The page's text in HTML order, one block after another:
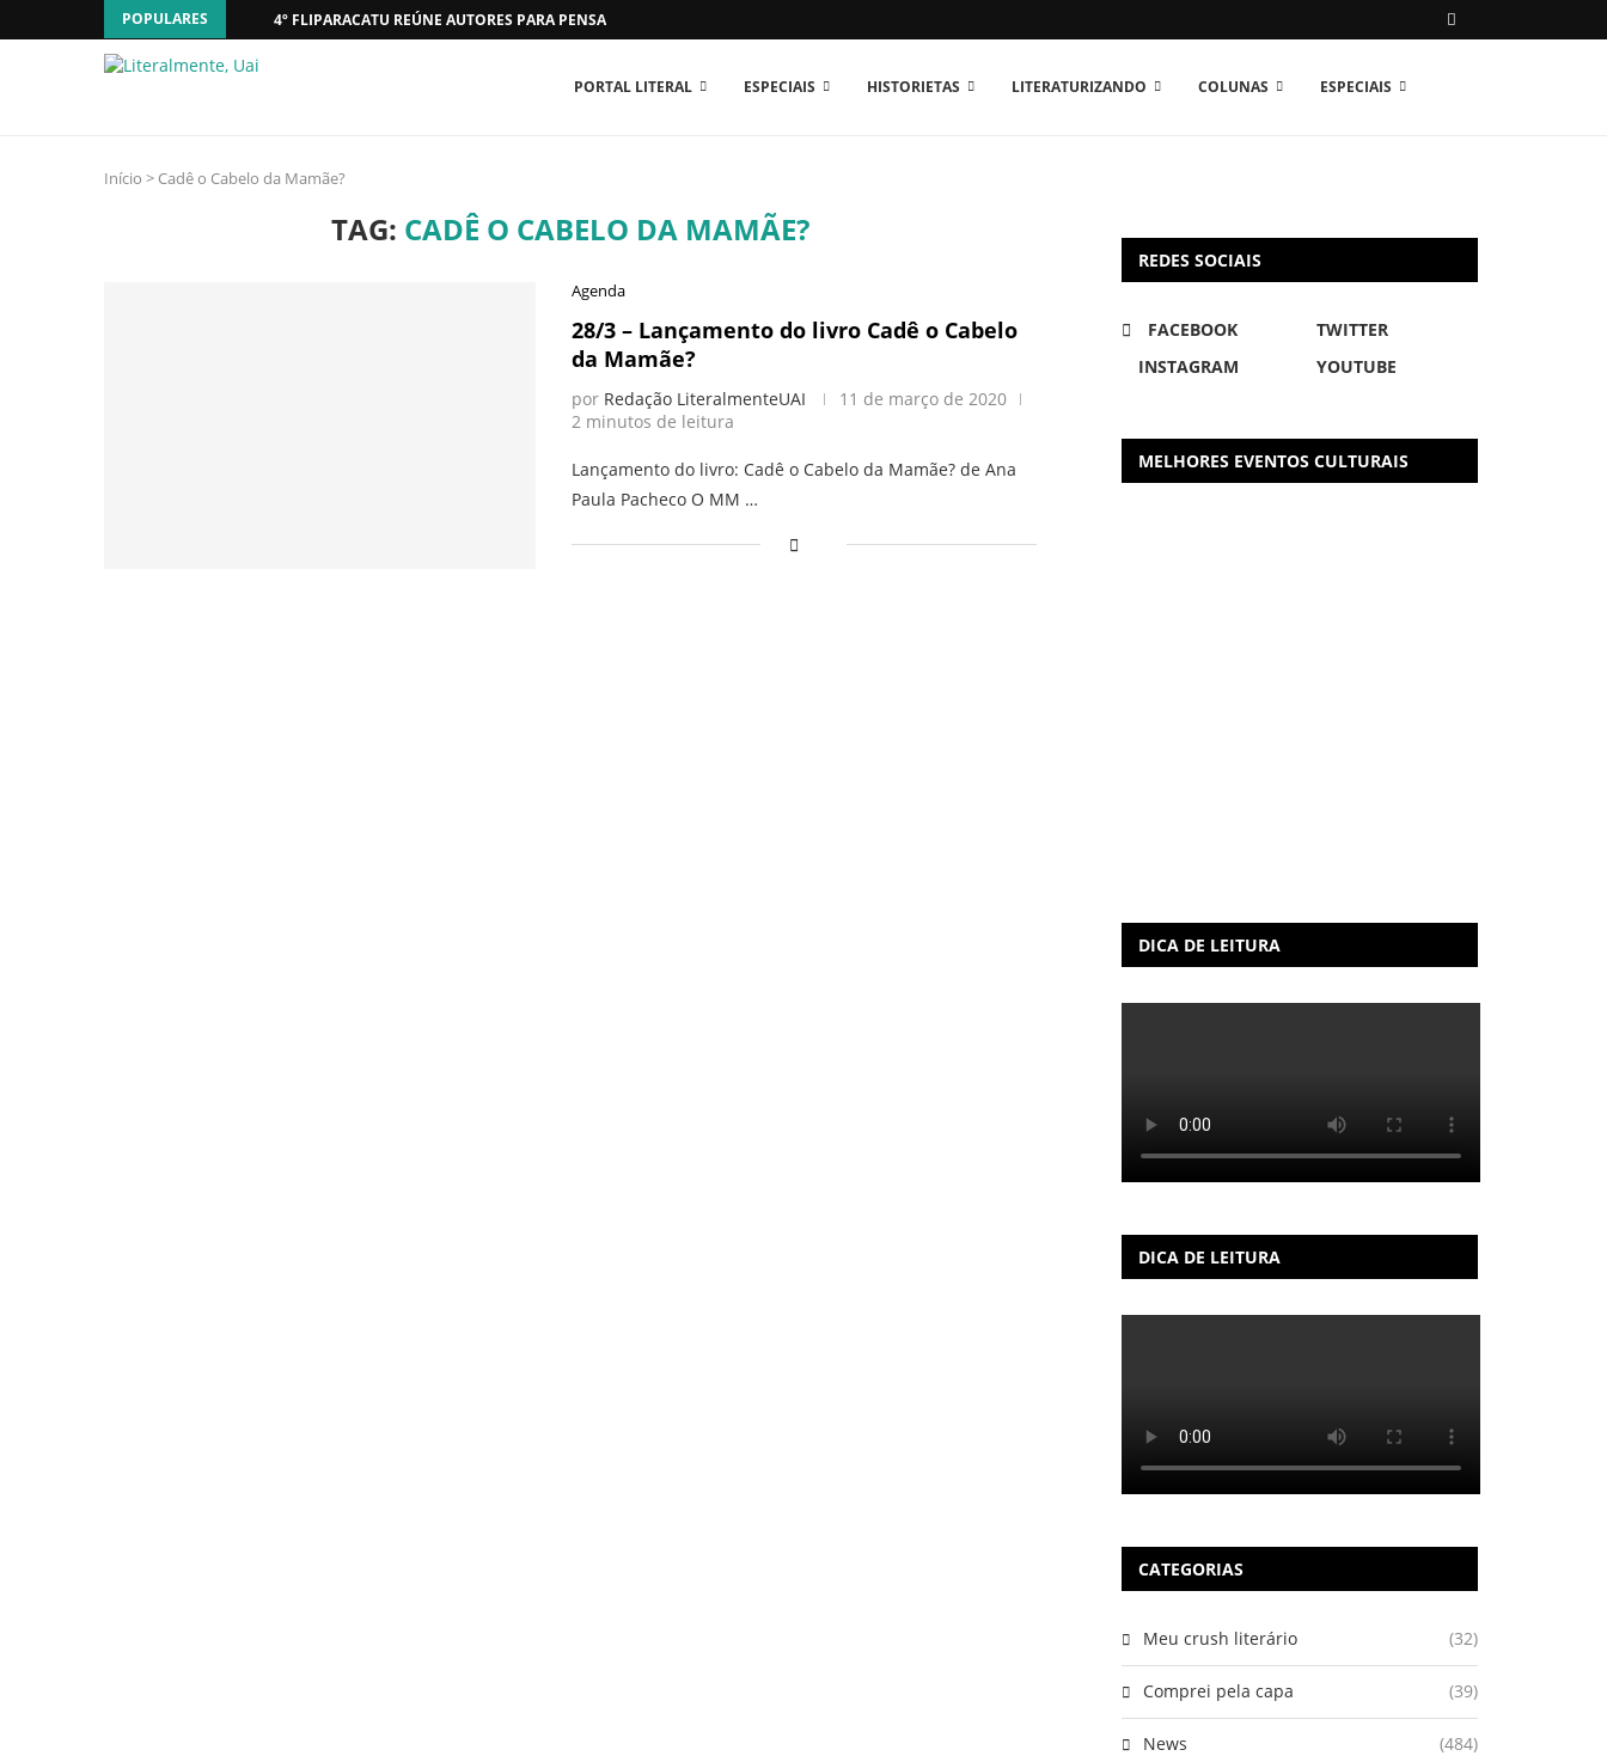
POPULARES 4º FLIPARACATU REÚNE AUTORES PARA PENSAR O MUNDO...
PORTAL LITERAL ESPECIAIS HISTORIETAS LITERATURIZANDO COLUNAS ESPECIAIS
Início > Cadê o Cabelo da Mamãe?
TAG: CADÊ O CABELO DA MAMÃE?
Agenda
28/3 – Lançamento do livro Cadê o Cabelo
da Mamãe?
por Redação LiteralmenteUAI
11 de março de 2020
2 minutos de leitura
Lançamento do livro: Cadê o Cabelo da Mamãe? de Ana
Paula Pacheco O MM …
REDES SOCIAIS
FACEBOOK
TWITTER
INSTAGRAM
YOUTUBE
MELHORES EVENTOS CULTURAIS
DICA DE LEITURA
DICA DE LEITURA
CATEGORIAS
Meu crush literário (32)
Comprei pela capa (39)
News (484)